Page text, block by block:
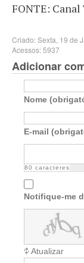
FONTE:
Criado: Sexta, 19 de
Acessos: 5937
Adicionar
Nome
E-mail
80 caracteres
Notifique-me
Atualizar